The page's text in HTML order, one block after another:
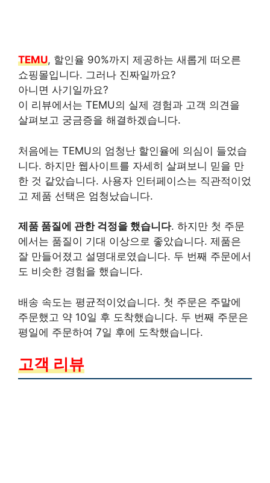
TEMU, 할인율 90%까지 제공하는 새롭게 떠오른
쇼핑몰입니다. 그러나 진짜일까요?
아니면 사기일까요?
이 리뷰에서는 TEMU의 실제 경험과 고객 의견을
살펴보고 궁금증을 해결하겠습니다.
처음에는 TEMU의 엄청난 할인율에 의심이 들었습
니다. 하지만 웹사이트를 자세히 살펴보니 믿을 만
한 것 같았습니다. 사용자 인터페이스는 직관적이었
고 제품 선택은 엄청났습니다.
제품 품질에 관한 걱정을 했습니다. 하지만 첫 주문
에서는 품질이 기대 이상으로 좋았습니다. 제품은
잘 만들어졌고 설명대로였습니다. 두 번째 주문에서
도 비슷한 경험을 했습니다.
배송 속도는 평균적이었습니다. 첫 주문은 주말에
주문했고 약 10일 후 도착했습니다. 두 번째 주문은
평일에 주문하여 7일 후에 도착했습니다.
고객 리뷰